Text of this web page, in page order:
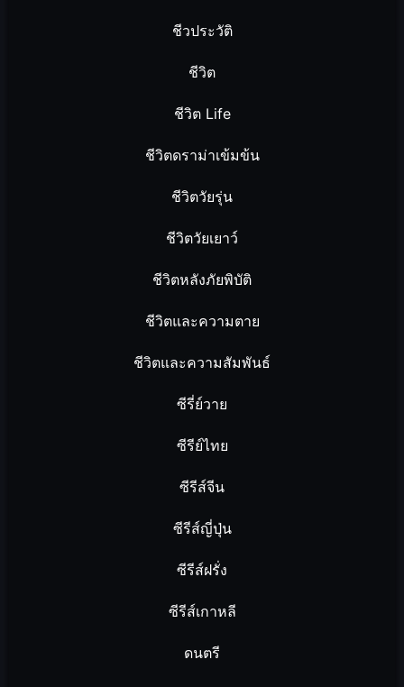
ชีวประวัติ
ชีวิต
ชีวิต Life
ชีวิตดราม่าเข้มข้น
ชีวิตวัยรุ่น
ชีวิตวัยเยาว์
ชีวิตหลังภัยพิบัติ
ชีวิตและความตาย
ชีวิตและความสัมพันธ์
ซีรี่ย์วาย
ซีรีย์ไทย
ซีรีส์จีน
ซีรีส์ญี่ปุ่น
ซีรีส์ฝรั่ง
ซีรีส์เกาหลี
ดนตรี